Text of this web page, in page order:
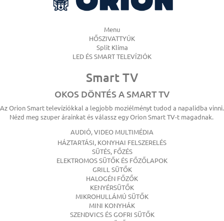
Menu
HŐSZIVATTYÚK
Split Klíma
LED ÉS SMART TELEVÍZIÓK
Smart TV
OKOS DÖNTÉS A SMART TV
Az Orion Smart televíziókkal a legjobb moziélményt tudod a napalidba vinni.
Nézd meg szuper árainkat és válassz egy Orion Smart TV-t magadnak.
AUDIÓ, VIDEO MULTIMÉDIA
HÁZTARTÁSI, KONYHAI FELSZERELÉS
SÜTÉS, FŐZÉS
ELEKTROMOS SÜTŐK ÉS FŐZŐLAPOK
GRILL SÜTŐK
HALOGÉN FŐZŐK
KENYÉRSÜTŐK
MIKROHULLÁMÚ SÜTŐK
MINI KONYHÁK
SZENDVICS ÉS GOFRI SÜTŐK